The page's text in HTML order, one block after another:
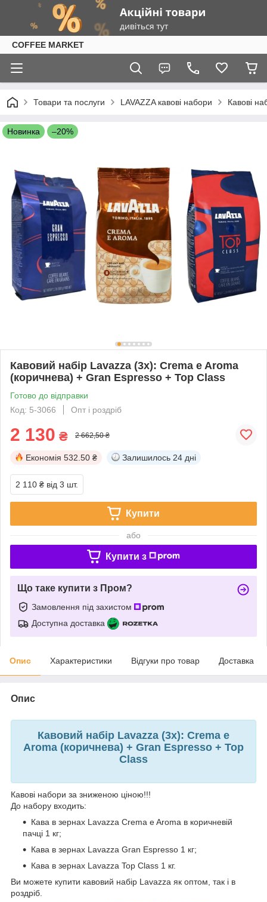
COFFEE MARKET
Товари та послуги LAVAZZA кавові набори Кавові
Новинка –20%
Кавовий набір Lavazza (3х): Crema e Aroma
(коричнева) + Gran Espresso + Top Class
Готово до відправки
Код: 5-3066
Опт і роздріб
2 130 ₴ 2 662,50 ₴
Економія 532.50 ₴ Залишилось 24 дні
2 110 ₴ від 3 шт.
Купити
або
Купити з
Що таке купити з Пром?
Замовлення під захистом
Доступна доставка
Опис Характеристики Відгуки про товар Доставка
Опис
Кавовий набір Lavazza (3х): Crema e
Aroma (коричнева) + Gran Espresso + Top
Class
Кавові набори за зниженою ціною!!!
До набору входить:
Кава в зернах Lavazza Crema e Aroma в коричневій
пачці 1 кг;
Кава в зернах Lavazza Gran Espresso 1 кг;
Кава в зернах Lavazza Top Class 1 кг.
Ви можете купити кавовий набір Lavazza як оптом, так і в
роздріб.